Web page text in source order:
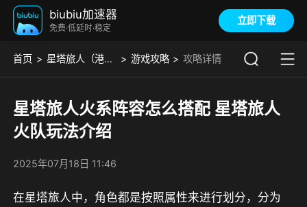
biubiu加速器
免费·低延时·稳定
立即下载
首页 星塔旅人（港澳台） 游戏攻略 攻略详情
星塔旅人火系阵容怎么搭配 星塔旅人
火队玩法介绍
2025年07月18日 11:46
在星塔旅人中，角色都是按照属性来进行划分，分为